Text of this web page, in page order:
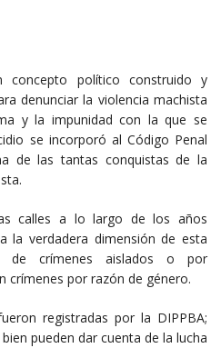
concepto político construido y
denunciar la violencia machista
y la impunidad con la que se
se incorporó al Código Penal
de las tantas conquistas de la
calles a lo largo de los años
la verdadera dimensión de esta
de crímenes aislados o por
crímenes por razón de género.
registradas por la DIPPBA;
pueden dar cuenta de la lucha